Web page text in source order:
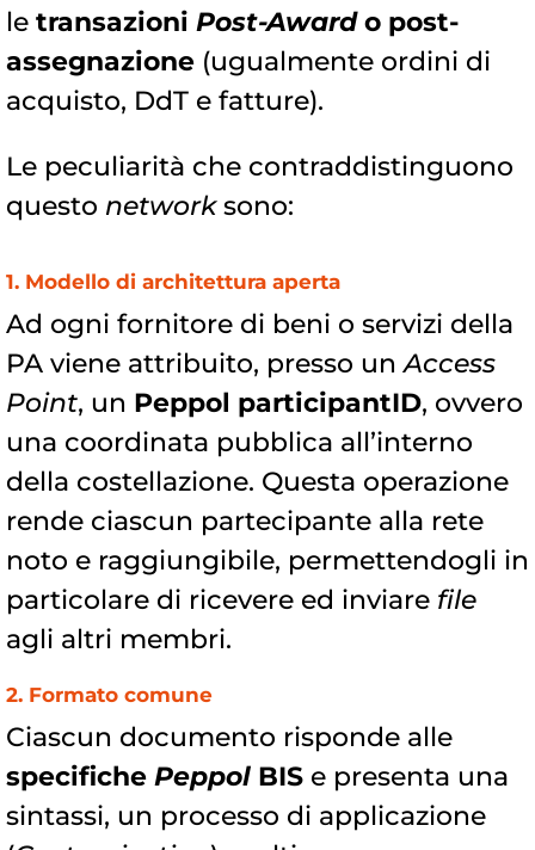
le transazioni Post-Awardo post-
assegnazione (ugualmente ordini di
acquisto, DdT e fatture).
Le peculiarità che contraddistinguono
questo networksono:
1. Modello di architettura aperta
Ad ogni fornitore di beni o servizi della
PA viene attribuito, presso unAccess
Point, un Peppol participantID, ovvero
una coordinata pubblica all’interno
della costellazione. Questa operazione
rende ciascun partecipante alla rete
noto e raggiungibile, permettendogli in
particolare di ricevere ed inviare file
agli altri membri.
2. Formato comune
Ciascun documento risponde alle
specifiche Peppol BIS e presenta una
sintassi, un processo di applicazione